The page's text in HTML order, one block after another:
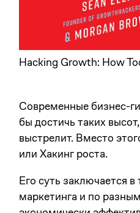
Hacking Growth: How
Современные бизнес-
бы достичь таких
выстрелит. Вместо
или Хакинг роста.
Его суть заключается
маркетинга и по